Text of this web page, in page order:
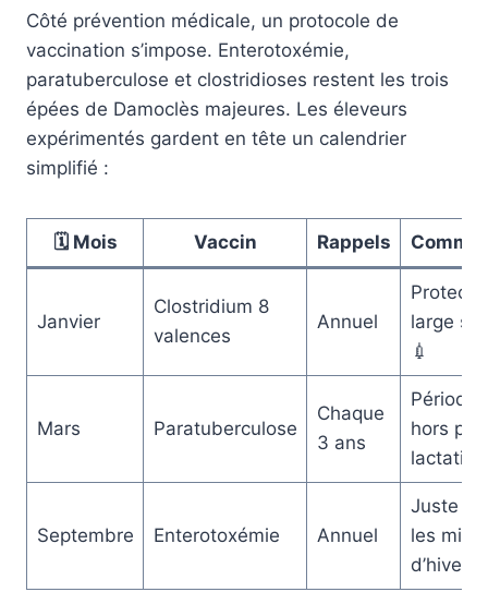
Côté prévention médicale, un protocole de
vaccination s’impose. Enterotoxémie,
paratuberculose et clostridioses restent les trois
épées de Damoclès majeures. Les éleveurs
expérimentés gardent en tête un calendrier
simplifié :
🗓️ Mois Vaccin Rappels
Janvier
Clostridium 8
valences
Annuel
large
💉
Mars Paratuberculose
Chaque
3 ans
Période
hors pic
Septembre Enterotoxémie Annuel
Juste
les
d’hiver